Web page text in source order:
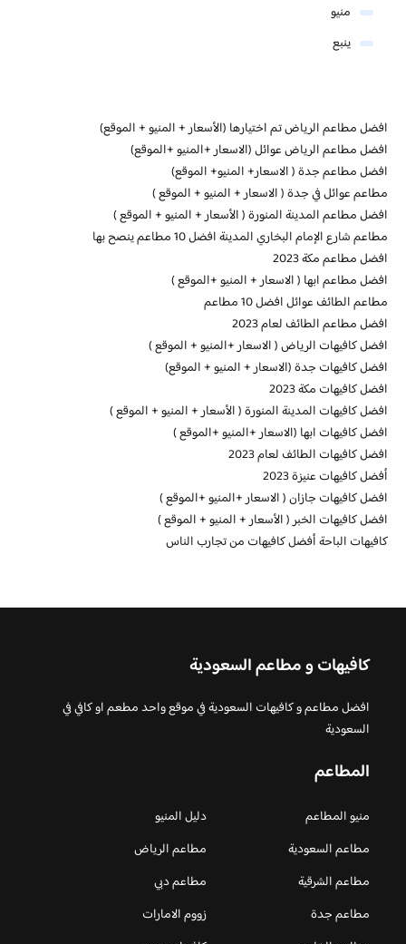
منيو
ينبع
افضل مطاعم الرياض تم اختيارها (الأسعار + المنيو + الموقع)
افضل مطاعم الرياض عوائل (الاسعار +المنيو +الموقع)
افضل مطاعم جدة ( الاسعار+ المنيو+ الموقع)
مطاعم عوائل في جدة ( الاسعار + المنيو + الموقع )
افضل مطاعم المدينة المنورة ( الأسعار + المنيو + الموقع )
مطاعم شارع الإمام البخاري المدينة افضل 10 مطاعم ينصح بها
افضل مطاعم مكة 2023
افضل مطاعم ابها ( الاسعار + المنيو +الموقع )
مطاعم الطائف عوائل افضل 10 مطاعم
افضل مطاعم الطائف لعام 2023
افضل كافيهات الرياض ( الاسعار +المنيو + الموقع )
افضل كافيهات جدة (الاسعار + المنيو + الموقع)
افضل كافيهات مكة 2023
افضل كافيهات المدينة المنورة ( الأسعار + المنيو + الموقع )
افضل كافيهات ابها (الاسعار +المنيو +الموقع )
افضل كافيهات الطائف لعام 2023
أفضل كافيهات عنيزة 2023
افضل كافيهات جازان ( الاسعار +المنيو +الموقع )
افضل كافيهات الخبر ( الأسعار + المنيو + الموقع )
كافيهات الباحة أفضل كافيهات من تجارب الناس
كافيهات و مطاعم السعودية
افضل مطاعم و كافيهات السعودية في موقع واحد مطعم او كافي في
السعودية
المطاعم
منيو المطاعم
دليل المنيو
مطاعم السعودية
مطاعم الرياض
مطاعم الشرقية
مطاعم دبي
مطاعم جدة
زووم الامارات